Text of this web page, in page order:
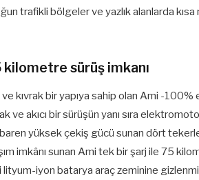
trafikli bölgeler ve yazlık alanlarda
kilometre sürüş imkanı
ve kıvrak bir yapıya sahip olan Ami -
ve akıcı bir sürüşün yanı sıra
yüksek çekiş gücü sunan dört
imkânı sunan Ami tek bir şarj ile 75
iyon batarya araç zeminine